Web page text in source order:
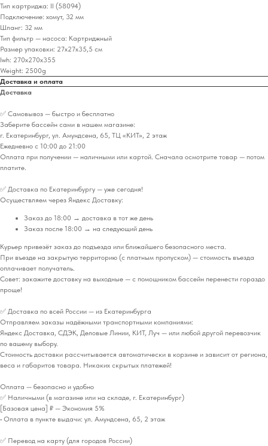
Тип картриджа: ІІ (58094)
Подключение: хомут, 32 мм
Шланг: 32 мм
Тип фильтр — насоса: Картриджный
Размер упаковки: 27х27х35,5 см
lwh: 270x270x355
Weight: 2500g
Доставка и оплата
Доставка
✅ Самовывоз — быстро и бесплатно
Заберите бассейн сами в нашем магазине:
г. Екатеринбург, ул. Амундсена, 65, ТЦ «КИТ», 2 этаж
Ежедневно с 10:00 до 21:00
Оплата при получении — наличными или картой. Сначала осмотрите товар — потом
платите.
✅ Доставка по Екатеринбургу — уже сегодня!
Осуществляем через Яндекс Доставку:
Заказ до 18:00 → доставка в тот же день
Заказ после 18:00 → на следующий день
Курьер привезёт заказ до подъезда или ближайшего безопасного места.
При въезде на закрытую территорию (с платным пропуском) — стоимость въезда
оплачивает получатель.
Совет: закажите доставку на выходные — с помощником бассейн перенести гораздо
проще!
✅ Доставка по всей России — из Екатеринбурга
Отправляем заказы надёжными транспортными компаниями:
Яндекс Доставка, СДЭК, Деловые Линии, КИТ, Луч — или любой другой перевозчик
по вашему выбору.
Стоимость доставки рассчитывается автоматически в корзине и зависит от региона,
веса и габаритов товара. Никаких скрытых платежей!
Оплата — безопасно и удобно
✅ Наличными (в магазине или на складе, г. Екатеринбург)
[Базовая цена] ₽ — Экономия 5%
• Оплата в пункте выдачи: ул. Амундсена, 65, 2 этаж
✅ Перевод на карту (для городов России)